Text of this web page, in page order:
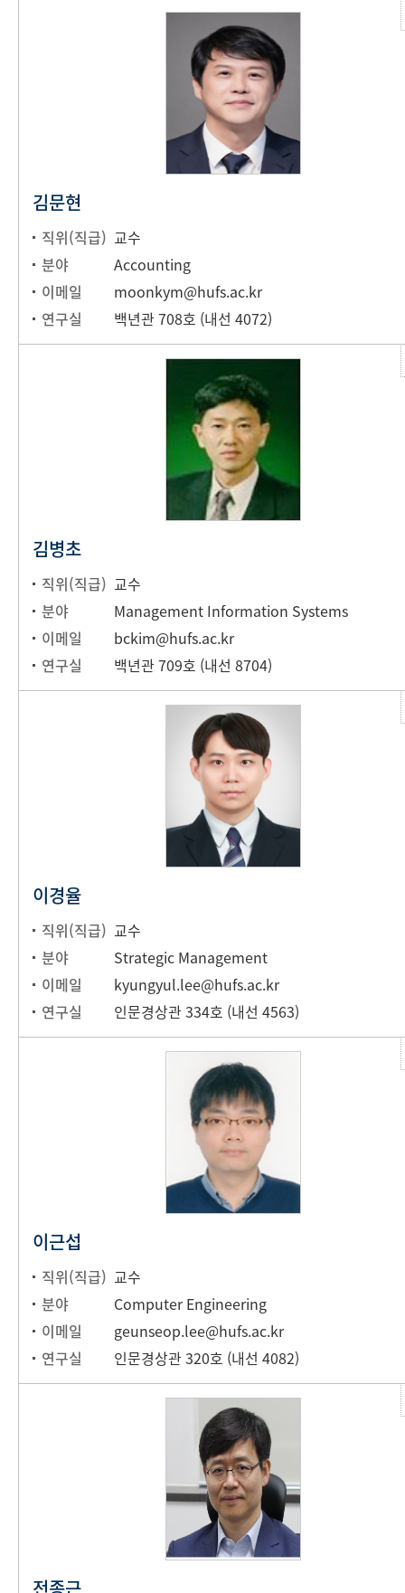
김문현
직위(직급) 교수
분야
Accounting
이메일
moonkym@hufs.ac.kr
연구실
백년관 708호 (내선 4072)
김병초
직위(직급) 교수
분야
Management Information Systems
이메일
bckim@hufs.ac.kr
연구실
백년관 709호 (내선 8704)
이경율
직위(직급) 교수
분야
Strategic Management
이메일
kyungyul.lee@hufs.ac.kr
연구실
인문경상관 334호 (내선 4563)
이근섭
직위(직급) 교수
분야
Computer Engineering
이메일
geunseop.lee@hufs.ac.kr
연구실
인문경상관 320호 (내선 4082)